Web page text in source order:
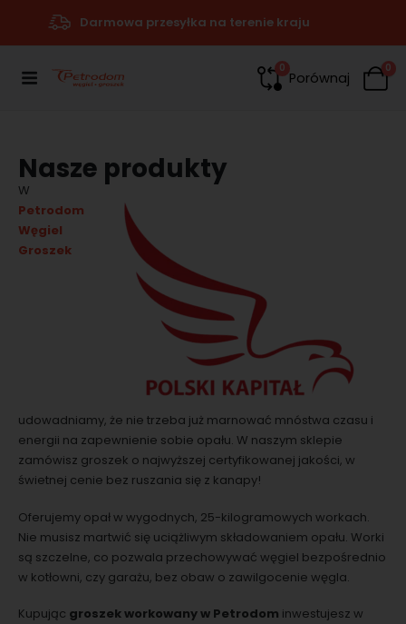
Darmowa przesyłka na terenie kraju
0
Porównaj
0
Nasze produkty
W
Petrodom
Węgiel
Groszek
udowadniamy, że nie trzeba już marnować mnóstwa czasu i
energii na zapewnienie sobie opału. W naszym sklepie
zamówisz groszek o najwyższej certyfikowanej jakości, w
świetnej cenie bez ruszania się z kanapy!
Oferujemy opał w wygodnych, 25-kilogramowych workach.
Nie musisz martwić się uciążliwym składowaniem opału. Worki
są szczelne, co pozwala przechowywać węgiel bezpośrednio
w kotłowni, czy garażu, bez obaw o zawilgocenie węgla.
Kupując groszek workowany w Petrodom inwestujesz w